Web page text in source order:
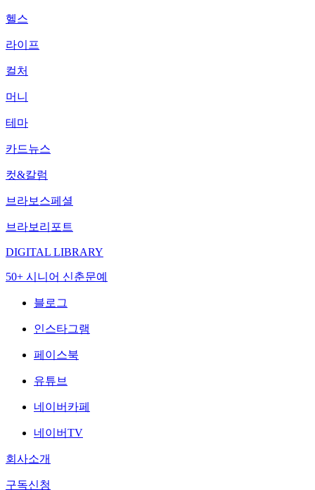
헬스
라이프
컬처
머니
테마
카드뉴스
컷&칼럼
브라보스페셜
브라보리포트
DIGITAL LIBRARY
50+ 시니어 신춘문예
블로그
인스타그램
페이스북
유튜브
네이버카페
네이버TV
회사소개
구독신청